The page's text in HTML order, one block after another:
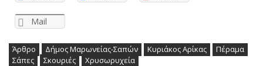
Mail
Άρθρο Δήμος Μαρωνείας-Σαπών Κυριάκος Αρίκας
Πέραμα
Σάπες
Σκουριές Χρυσωρυχεία